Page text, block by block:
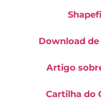
Download
Artigo
Cartilha do